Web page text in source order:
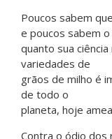
Poucos sabem
e poucos sabem o
quanto sua
variedades de
grãos de milho é
de todo o
planeta, hoje
Contra o ódio dos